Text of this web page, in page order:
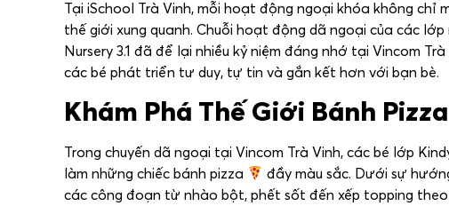
Tại iSchool Trà Vinh, mỗi hoạt động ngoại khóa không chỉ
thế giới xung quanh. Chuỗi hoạt động dã ngoại của các lớp
Nursery 3.1 đã để lại nhiều kỷ niệm đáng nhớ tại Vincom Trà
các bé phát triển tư duy, tự tin và gắn kết hơn với bạn bè.
Khám Phá Thế Giới Bánh
Trong chuyến dã ngoại tại Vincom Trà Vinh, các bé lớp
làm những chiếc bánh pizza
đầy màu sắc. Dưới sự
các công đoạn từ nhào bột, phết sốt đến xếp topping